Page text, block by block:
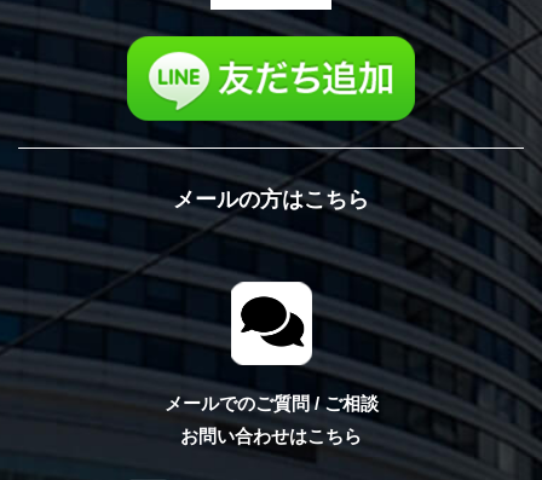
メールの方はこちら
メールでのご質問 / ご相談
お問い合わせはこちら